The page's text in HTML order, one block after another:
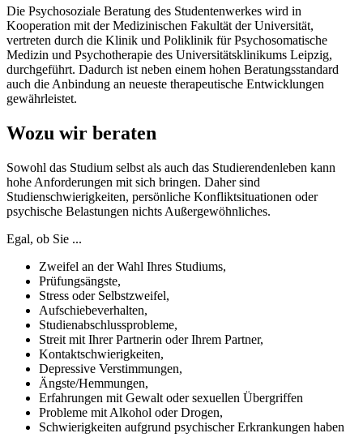
Die Psychosoziale Beratung des Studentenwerkes wird in
Kooperation mit der Medizinischen Fakultät der Universität,
vertreten durch die Klinik und Poliklinik für Psychosomatische
Medizin und Psychotherapie des Universitätsklinikums Leipzig,
durchgeführt. Dadurch ist neben einem hohen Beratungsstandard
auch die Anbindung an neueste therapeutische Entwicklungen
gewährleistet.
Wozu wir beraten
Sowohl das Studium selbst als auch das Studierendenleben kann
hohe Anforderungen mit sich bringen. Daher sind
Studienschwierigkeiten, persönliche Konfliktsituationen oder
psychische Belastungen nichts Außergewöhnliches.
Egal, ob Sie ...
Zweifel an der Wahl Ihres Studiums,
Prüfungsängste,
Stress oder Selbstzweifel,
Aufschiebeverhalten,
Studienabschlussprobleme,
Streit mit Ihrer Partnerin oder Ihrem Partner,
Kontaktschwierigkeiten,
Depressive Verstimmungen,
Ängste/Hemmungen,
Erfahrungen mit Gewalt oder sexuellen Übergriffen
Probleme mit Alkohol oder Drogen,
Schwierigkeiten aufgrund psychischer Erkrankungen haben